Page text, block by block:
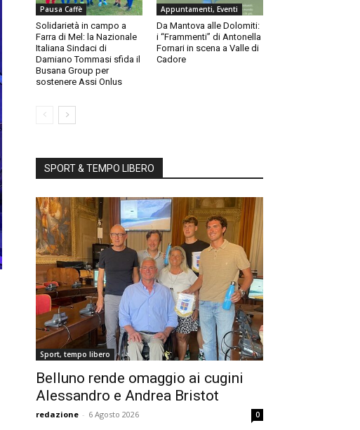
Pausa Caffè
Solidarietà in campo a
Farra di Mel: la Nazionale
Italiana Sindaci di
Damiano Tommasi sfida il
Busana Group per
sostenere Assi Onlus
Appuntamenti, Eventi
Da Mantova alle Dolomiti:
i “Frammenti” di Antonella
Fornari in scena a Valle di
Cadore
SPORT & TEMPO LIBERO
Sport, tempo libero
Belluno rende omaggio ai cugini
Alessandro e Andrea Bristot
redazione - 6 Agosto 2026 0